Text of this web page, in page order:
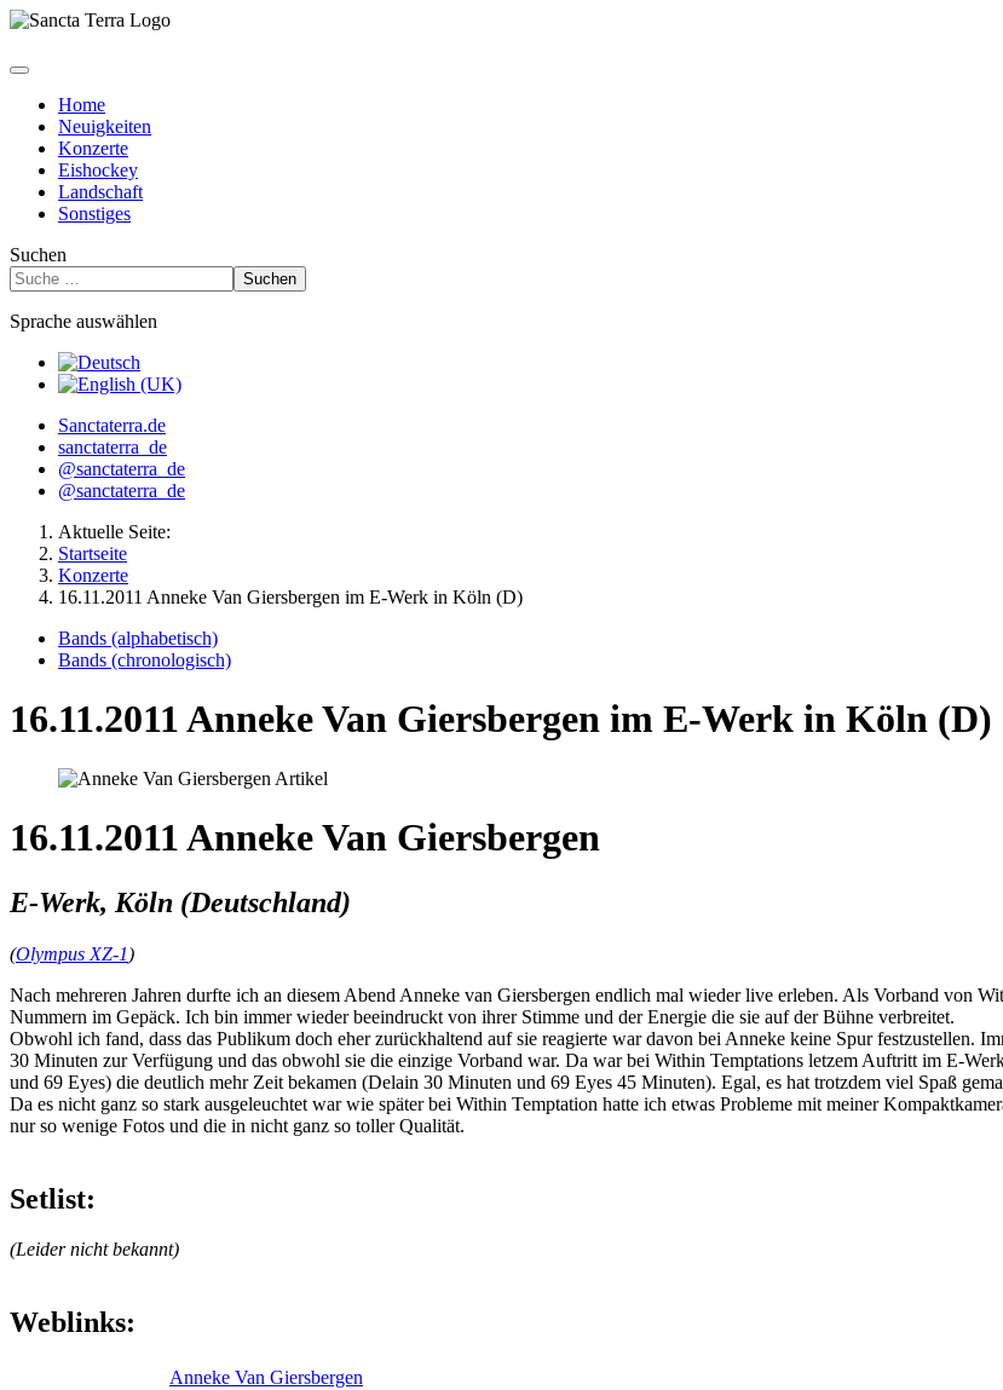
Home
Neuigkeiten
Konzerte
Eishockey
Landschaft
Sonstiges
Suchen
Suchen
Sprache auswählen
Sanctaterra.de
sanctaterra_de
@sanctaterra_de
@sanctaterra_de
Aktuelle Seite:
Startseite
Konzerte
16.11.2011 Anneke Van Giersbergen im E-Werk in Köln (D)
Bands (alphabetisch)
Bands (chronologisch)
16.11.2011 Anneke Van Giersbergen im E-Werk in Köln (D)
16.11.2011 Anneke Van Giersbergen
E-Werk, Köln (Deutschland)
(Olympus XZ-1)
Nach mehreren Jahren durfte ich an diesem Abend Anneke van Giersbergen endlich mal wieder live erleben. Als Vorband von
Nummern im Gepäck. Ich bin immer wieder beeindruckt von ihrer Stimme und der Energie die sie auf der Bühne verbreitet.
Obwohl ich fand, dass das Publikum doch eher zurückhaltend auf sie reagierte war davon bei Anneke keine Spur festzustellen.
30 Minuten zur Verfügung und das obwohl sie die einzige Vorband war. Da war bei Within Temptations letzem Auftritt im E-
und 69 Eyes) die deutlich mehr Zeit bekamen (Delain 30 Minuten und 69 Eyes 45 Minuten). Egal, es hat trotzdem viel Spaß
Da es nicht ganz so stark ausgeleuchtet war wie später bei Within Temptation hatte ich etwas Probleme mit meiner
nur so wenige Fotos und die in nicht ganz so toller Qualität.
Setlist:
(Leider nicht bekannt)
Weblinks:
Anneke Van Giersbergen